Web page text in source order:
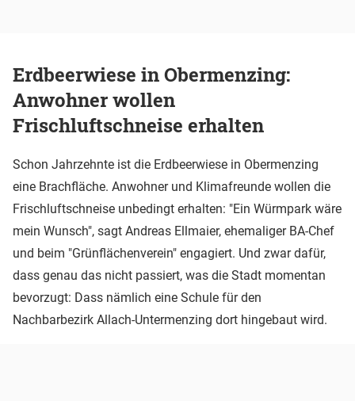
Erdbeerwiese in Obermenzing:
Anwohner wollen
Frischluftschneise erhalten
Schon Jahrzehnte ist die Erdbeerwiese in Obermenzing
eine Brachfläche. Anwohner und Klimafreunde wollen die
Frischluftschneise unbedingt erhalten: "Ein Würmpark wäre
mein Wunsch", sagt Andreas Ellmaier, ehemaliger BA-Chef
und beim "Grünflächenverein" engagiert. Und zwar dafür,
dass genau das nicht passiert, was die Stadt momentan
bevorzugt: Dass nämlich eine Schule für den
Nachbarbezirk Allach-Untermenzing dort hingebaut wird.